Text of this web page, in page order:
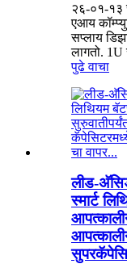
२६-०१-१३
एआय
सप्लाय
लागतो. 1U
पुढे वाचा
लीड-
स्मार्ट